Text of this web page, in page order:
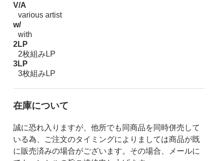
V/A
various artist
w/
with
2LP
2枚組みLP
3LP
3枚組みLP
在庫について
誠に恐れ入りますが、他所でも同商品を同時併売して
いる為、ご注文のタイミングによりましては商品が既
に販売済みの場合がございます。その場合、メールに